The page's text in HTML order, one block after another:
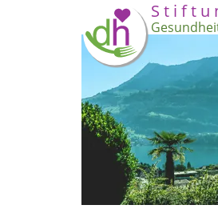
S t i f t u